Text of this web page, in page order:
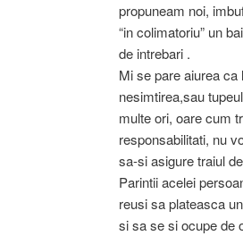
propuneam noi,
“in colimatoriu” un
de intrebari .
Mi se pare aiurea
nesimtirea,sau
multe ori, oare cum
responsabilitati, nu
sa-si asigure traiul
Parintii acelei
reusi sa plateasca
si sa se si ocupe de